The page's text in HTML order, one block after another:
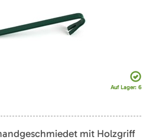
Auf Lager: 6
mit Holzgriff